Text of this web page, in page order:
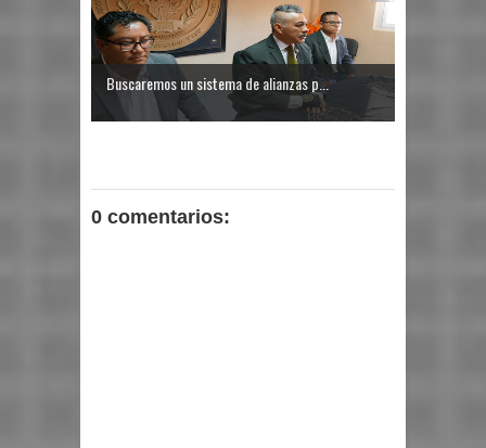
Buscaremos un sistema de alianzas p...
0 comentarios: